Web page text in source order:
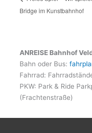
Bridge im Kunstbahnhof
ANREISE Bahnhof
Bahn oder Bus:
Fahrrad:
PKW: Park & Ride
(Frachtenstraße)